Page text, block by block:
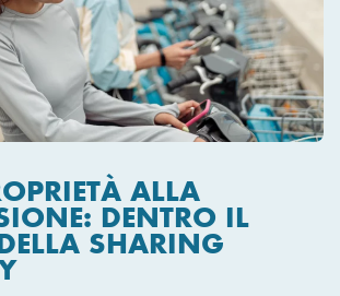
ALLA
DENTRO IL
SHARING